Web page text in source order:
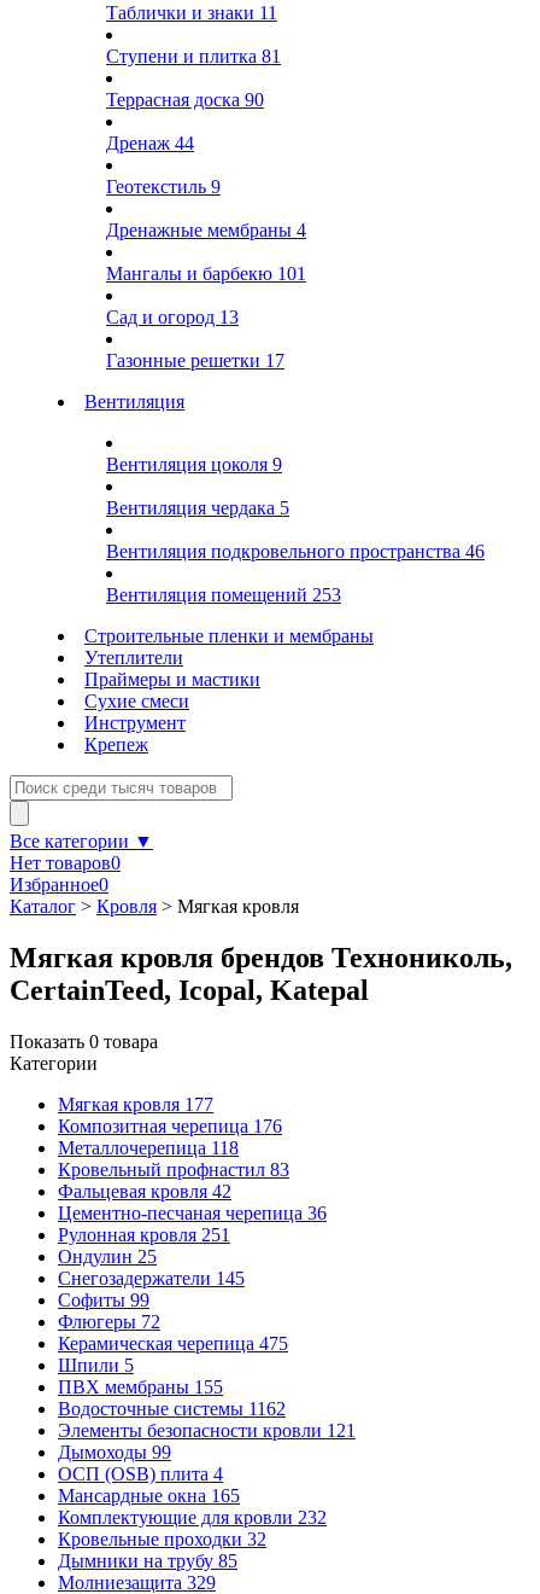
Таблички и знаки 11
Ступени и плитка 81
Террасная доска 90
Дренаж 44
Геотекстиль 9
Дренажные мембраны 4
Мангалы и барбекю 101
Сад и огород 13
Газонные решетки 17
Вентиляция
Вентиляция цоколя 9
Вентиляция чердака 5
Вентиляция подкровельного пространства 46
Вентиляция помещений 253
Строительные пленки и мембраны
Утеплители
Праймеры и мастики
Сухие смеси
Инструмент
Крепеж
Все категории ▼
Нет товаров0
Избранное0
Каталог > Кровля > Мягкая кровля
Мягкая кровля брендов Технониколь,
CertainTeed, Icopal, Katepal
Показать 0 товара
Категории
Мягкая кровля 177
Композитная черепица 176
Металлочерепица 118
Кровельный профнастил 83
Фальцевая кровля 42
Цементно-песчаная черепица 36
Рулонная кровля 251
Ондулин 25
Снегозадержатели 145
Софиты 99
Флюгеры 72
Керамическая черепица 475
Шпили 5
ПВХ мембраны 155
Водосточные системы 1162
Элементы безопасности кровли 121
Дымоходы 99
ОСП (OSB) плита 4
Мансардные окна 165
Комплектующие для кровли 232
Кровельные проходки 32
Дымники на трубу 85
Молниезащита 329